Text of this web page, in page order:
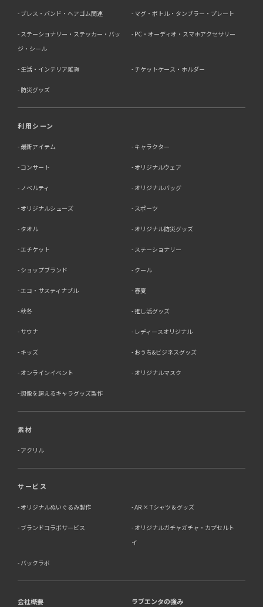
ブレス・バンド・ヘアゴム関連 マグ・ボトル・タンブラー・プレート
ステーショナリー・ステッカー・バッ
ジ・シール
PC・オーディオ・スマホアクセサリー
生活・インテリア雑貨 チケットケース・ホルダー
防災グッズ
利用シーン
最新アイテム キャラクター
コンサート オリジナルウェア
ノベルティ オリジナルバッグ
オリジナルシューズ スポーツ
タオル オリジナル防災グッズ
エチケット ステーショナリー
ショップブランド クール
エコ・サスティナブル 春夏
秋冬 推し活グッズ
サウナ レディースオリジナル
キッズ おうち&ビジネスグッズ
オンラインイベント オリジナルマスク
想像を超えるキャラグッズ製作
素材
アクリル
サービス
オリジナルぬいぐるみ製作 AR × Tシャツ & グッズ
ブランドコラボサービス
オリジナルガチャガチャ・カプセルト
イ
バックラボ
会社概要 ラブエンタの強み